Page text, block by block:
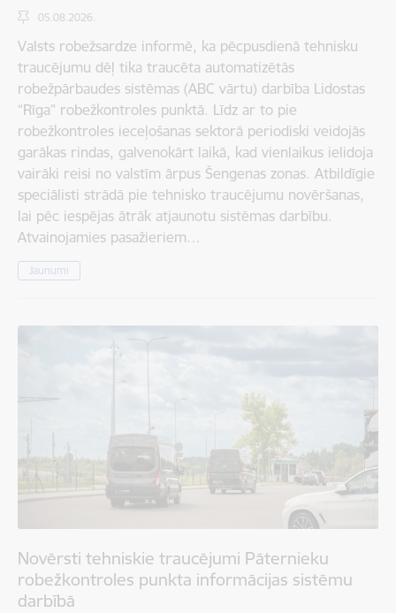
05.08.2026.
Valsts robežsardze informē, ka pēcpusdienā tehnisku
traucējumu dēļ tika traucēta automatizētās
robežpārbaudes sistēmas (ABC vārtu) darbība Lidostas
“Rīga” robežkontroles punktā. Līdz ar to pie
robežkontroles ieceļošanas sektorā periodiski veidojās
garākas rindas, galvenokārt laikā, kad vienlaikus ielidoja
vairāki reisi no valstīm ārpus Šengenas zonas. Atbildīgie
speciālisti strādā pie tehnisko traucējumu novēršanas,
lai pēc iespējas ātrāk atjaunotu sistēmas darbību.
Atvainojamies pasažieriem…
Jaunumi
Novērsti tehniskie traucējumi Pāternieku
robežkontroles punkta informācijas sistēmu
darbībā